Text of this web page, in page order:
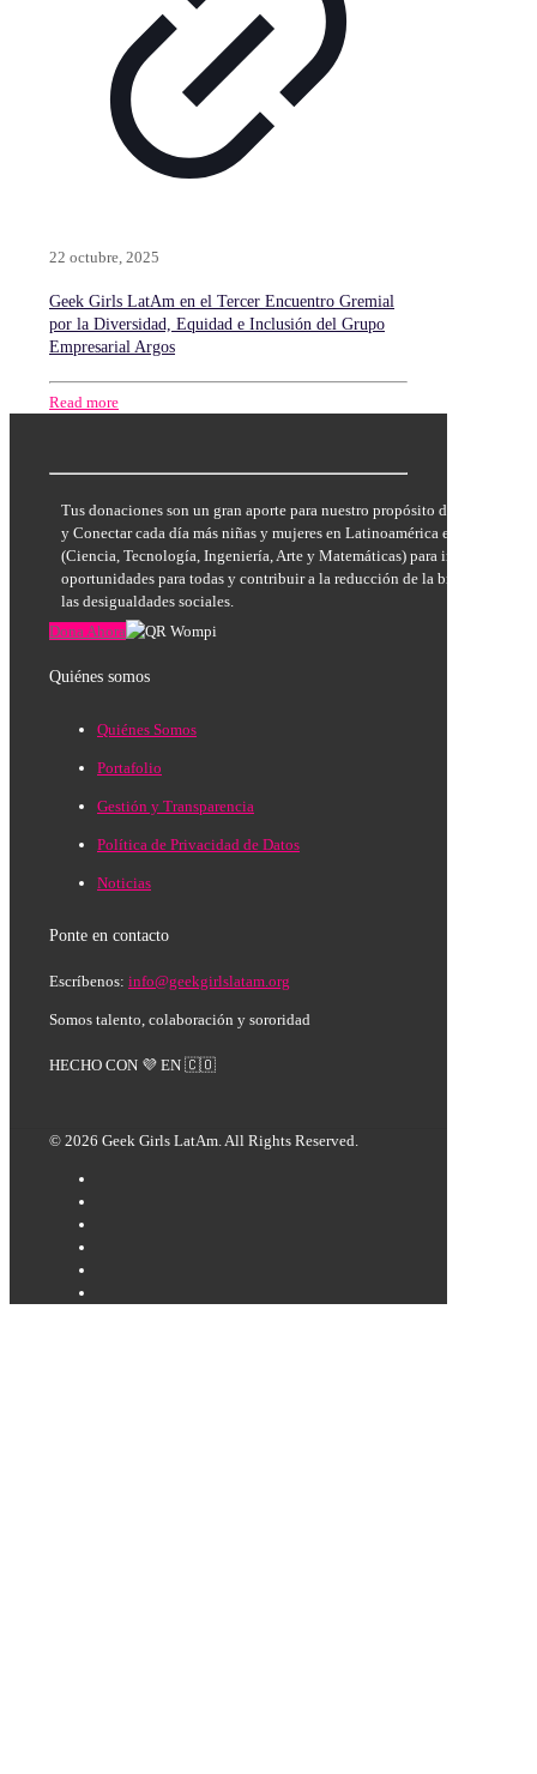
22 octubre, 2025
Geek Girls LatAm en el Tercer Encuentro Gremial
por la Diversidad, Equidad e Inclusión del Grupo
Empresarial Argos
Read more
Tus donaciones son un gran aporte para nuestro propósito de Inspirar,
y Conectar cada día más niñas y mujeres en Latinoamérica en las áreas
(Ciencia, Tecnología, Ingeniería, Arte y Matemáticas) para incrementar
oportunidades para todas y contribuir a la reducción de la brecha de
las desigualdades sociales.
Dona Ahora
Quiénes somos
Quiénes Somos
Portafolio
Gestión y Transparencia
Política de Privacidad de Datos
Noticias
Ponte en contacto
Escríbenos: info@geekgirlslatam.org
Somos talento, colaboración y sororidad
HECHO CON 💜 EN 🇨🇴
© 2026 Geek Girls LatAm. All Rights Reserved.